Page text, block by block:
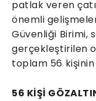
patlak veren
önemli
Güvenliği Birimi,
gerçekleştirilen
toplam 56 kişinin
56 KİŞİ